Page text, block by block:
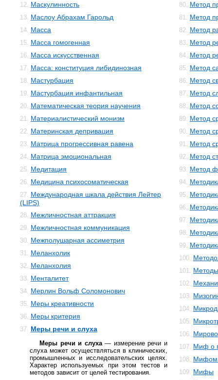
12. Маскулинность
13. Маслоу Абрахам Гарольд
14. Масса
15. Масса гомогенная
16. Масса искусственная
17. Масса: конституция либидинозная
18. Мастурбация
19. Мастурбация инфантильная
20. Математическая теория научения
21. Материалистический монизм
22. Материнская депривация
23. Матрица прогрессивная равена
24. Матрица эмоциональная
25. Медитация
26. Медицина психосоматическая
27. Международная шкала действия Лейтер
(LIPS)
28. Межличностная аттракция
29. Межличностная коммуникация
30. Межполушарная ассиметрия
31. Меланхолик
32. Меланхолия
33. Менталитет
34. Мерлин Вольф Соломонович
35. Меры креативности
36. Меры критерия
37. Меры речи и слуха
Меры речи и слуха— измерение речи и
слуха может осуществляться в клинических,
промышленных и исследовательских целях.
Характер используемых при этом тестов и
методов зависит от целей тестирования.
80. Метод
81. Метод
82. Метод
83. Метод
84. Метод
85. Метод
86. Метод
87. Метод
88. Метод
89. Метод
90. Метод
91. Метод
92. Метод
93. Метод
94.
95.
96.
97.
98.
99.
100.
101. Методы
102.
103.
104.
105.
106.
107. Миф о
108.
109. Мифы